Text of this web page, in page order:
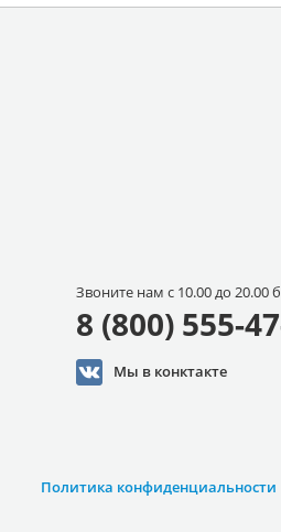
Звоните нам с 10.00 до 20.00
8 (800) 555-
Мы в конктакте
Политика конфиденциальности